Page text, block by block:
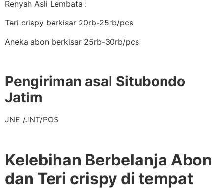
Renyah Asli Lembata :
Teri crispy berkisar 20rb-25rb/pcs
Aneka abon berkisar 25rb-30rb/pcs
Pengiriman asal Situbondo
Jatim
JNE /JNT/POS
Kelebihan Berbelanja Abon
dan Teri crispy di tempat